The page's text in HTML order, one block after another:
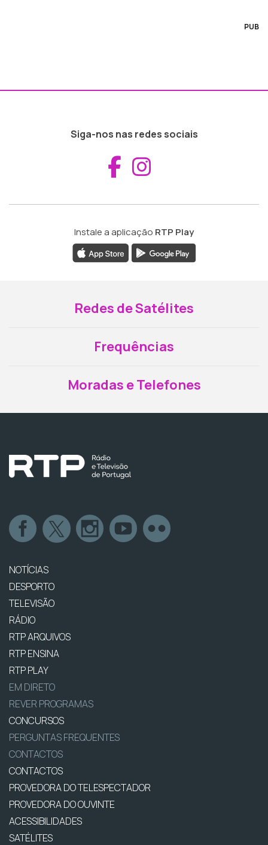
PUB
Siga-nos nas redes sociais
Aceder ao
Instale a aplicação RTP Play
Redes de Satélites
Frequências
Moradas e Telefones
NOTÍCIAS
DESPORTO
TELEVISÃO
RÁDIO
RTP ARQUIVOS
RTP ENSINA
RTP PLAY
EM DIRETO
REVER PROGRAMAS
CONCURSOS
PERGUNTAS FREQUENTES
CONTACTOS
CONTACTOS
PROVEDORA DO TELESPECTADOR
PROVEDORA DO OUVINTE
ACESSIBILIDADES
SATÉLITES